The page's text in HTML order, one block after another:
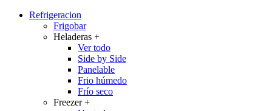
Refrigeracion
Frigobar
Heladeras +
Ver todo
Side by Side
Panelable
Frio húmedo
Frío seco
Freezer+